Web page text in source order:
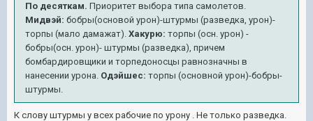
По десяткам. Приоритет выбора типа самолетов.
Мидвэй: бобры(основой урон)-штурмы (разведка, урон)-
торпы (мало дамажат). Хакурю: торпы (осн. урон) -
бобры(осн. урон)- штурмы (разведка), причем
бомбардировщики и торпедоносцы равнозначны в
нанесении урона. Одэйшес: торпы (основной урон)-бобры-
штурмы.
К слову штурмы у всех рабочие по урону . Не только разведка.